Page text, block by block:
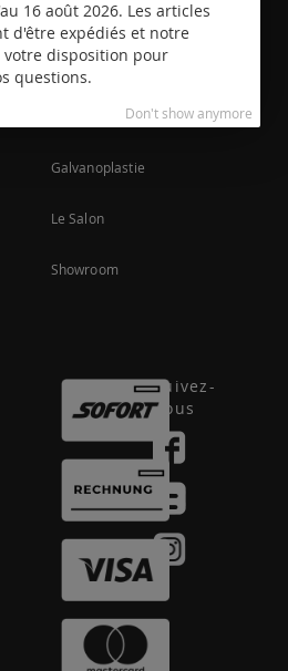
Produits
Galvanoplastie
Le Salon
Showroom
Suivez-
nous
16 août 2026. Les articles
d'être expédiés et notre
disposition pour
questions.
Don't show anymore